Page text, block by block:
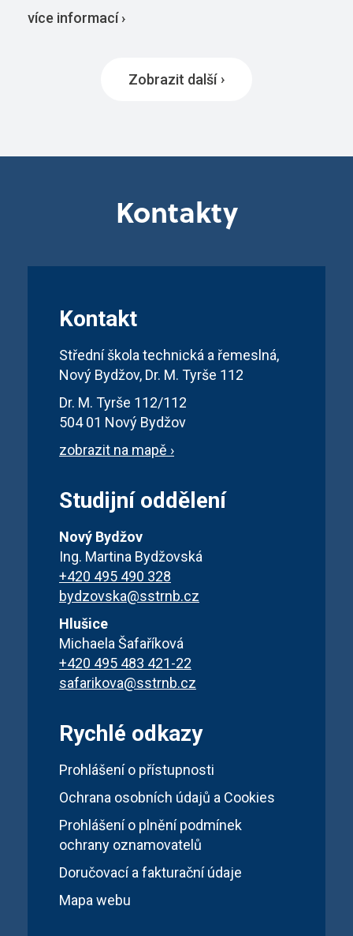
více informací ›
Zobrazit další
Kontakty
Kontakt
Střední škola technická a řemeslná,
Nový Bydžov, Dr. M. Tyrše 112
Dr. M. Tyrše 112/112
504 01 Nový Bydžov
zobrazit na mapě ›
Studijní oddělení
Nový Bydžov
Ing. Martina Bydžovská
+420 495 490 328
bydzovska@sstrnb.cz
Hlušice
Michaela Šafaříková
+420 495 483 421-22
safarikova@sstrnb.cz
Rychlé odkazy
Prohlášení o přístupnosti
Ochrana osobních údajů a Cookies
Prohlášení o plnění podmínek
ochrany oznamovatelů
Doručovací a fakturační údaje
Mapa webu